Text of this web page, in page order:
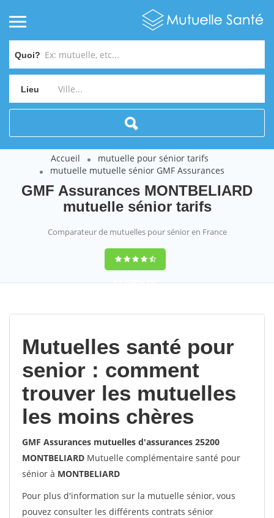
Quoi?
Lieu
Accueil
mutuelle pour sénior tarifs
mutuelle mutuelle sénior GMF Assurances
GMF Assurances MONTBELIARD
mutuelle sénior tarifs
Comparateur de mutuelles pour sénior en France
9,2(100%)452
Mutuelles santé pour
senior : comment
trouver les mutuelles
les moins chères
GMF Assurances mutuelles d'assurances 25200
MONTBELIARD Mutuelle complémentaire santé pour
sénior à MONTBELIARD
Pour plus d'information sur la mutuelle sénior, vous
pouvez consulter les différents contrats sénior